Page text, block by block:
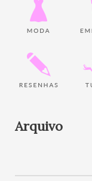
Arquivo